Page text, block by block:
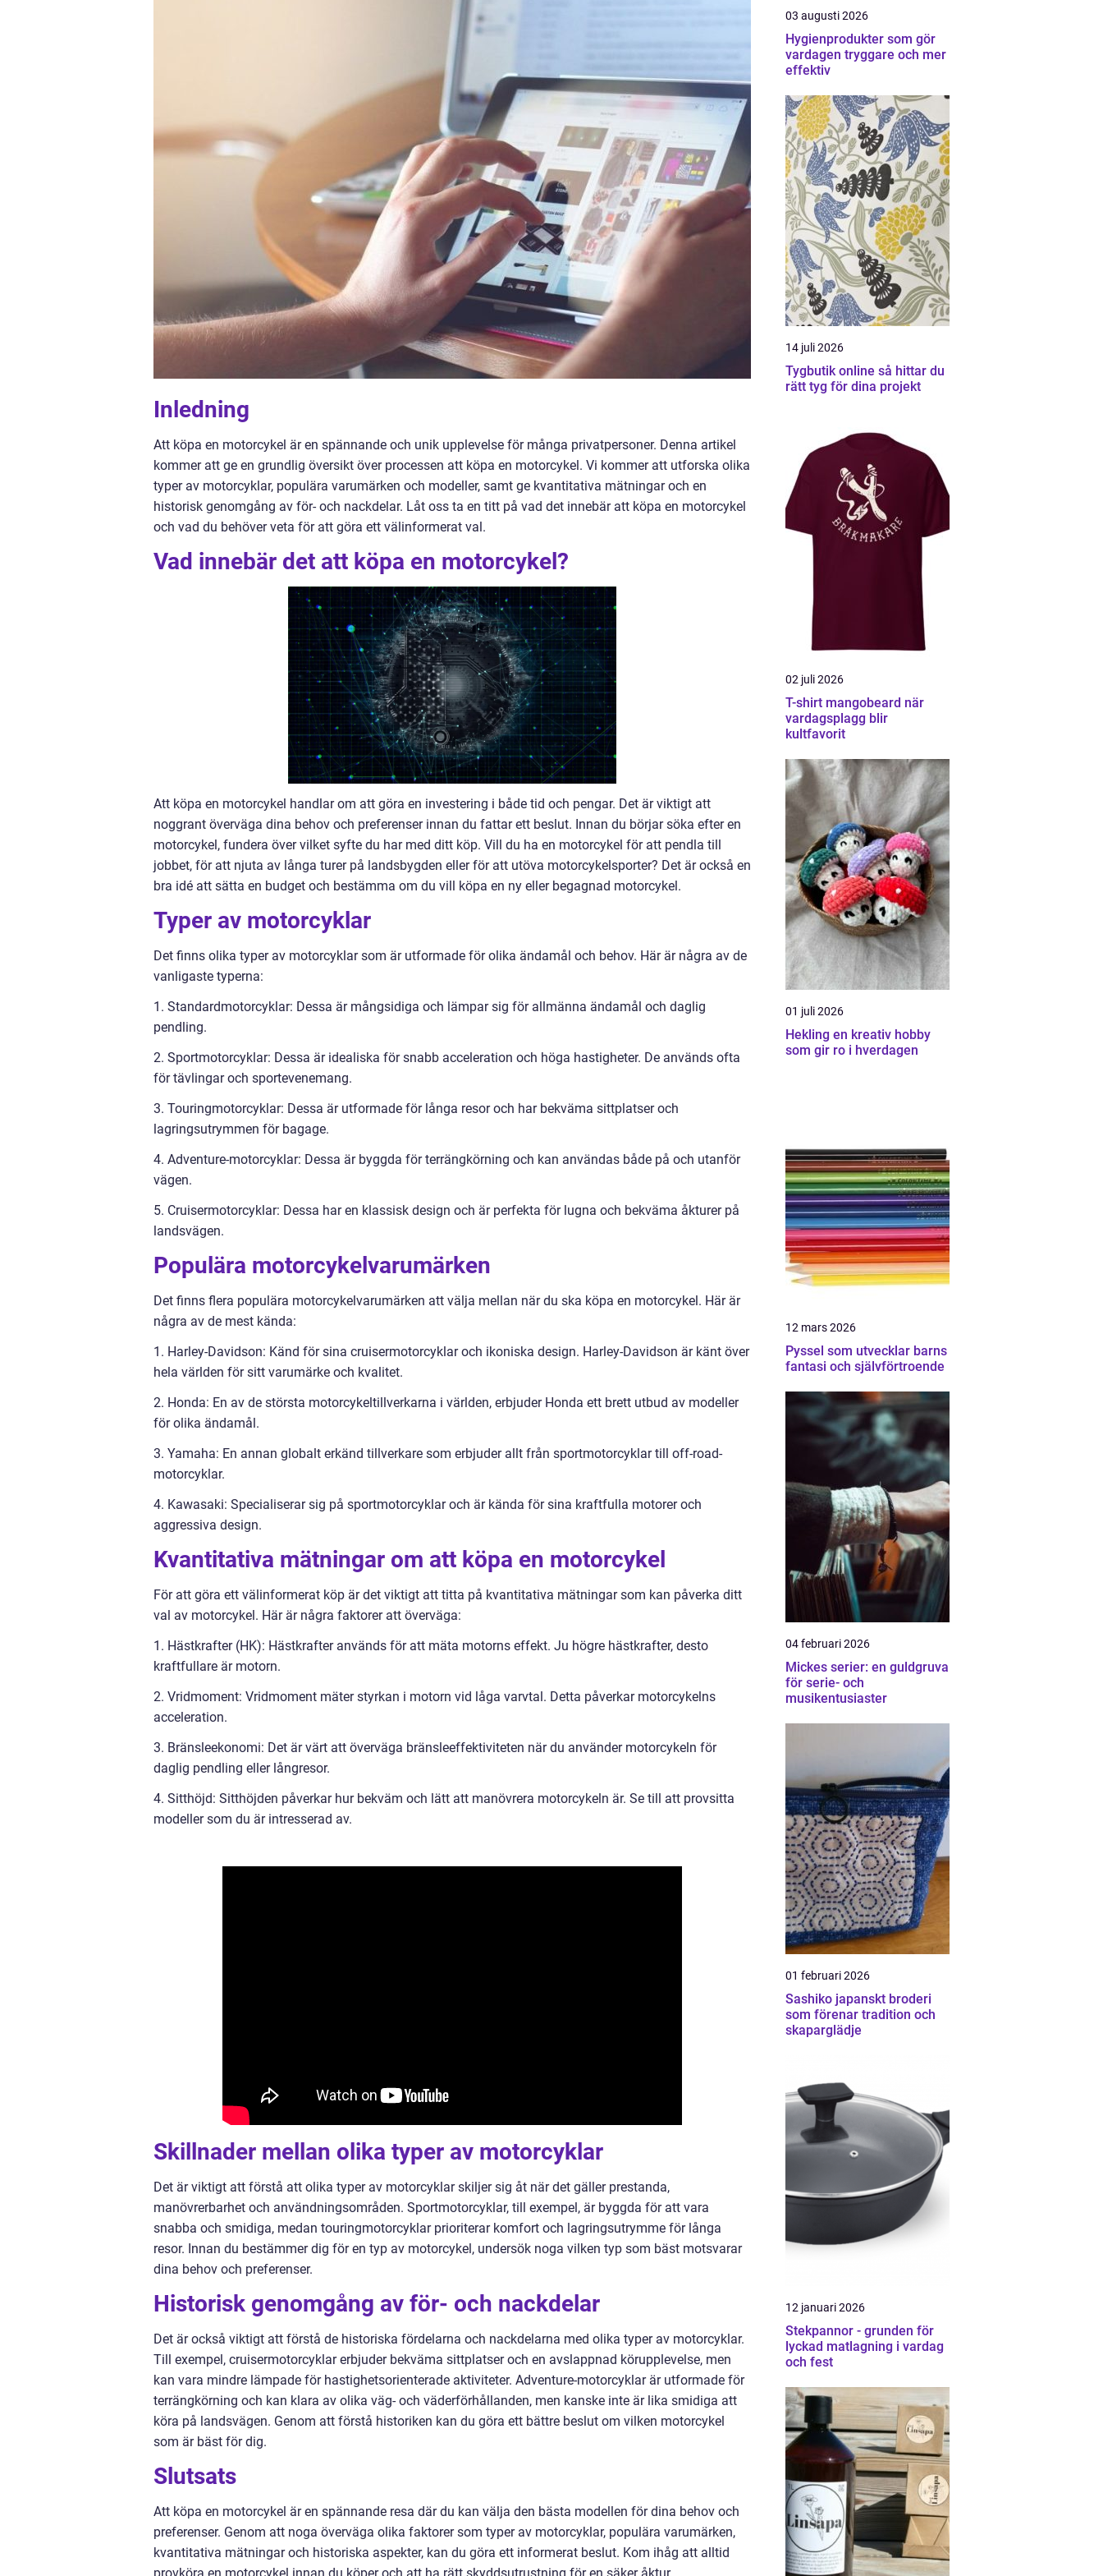
Inledning
Att köpa en motorcykel är en spännande och unik upplevelse för många privatpersoner. Denna artikel
kommer att ge en grundlig översikt över processen att köpa en motorcykel. Vi kommer att utforska olika
typer av motorcyklar, populära varumärken och modeller, samt ge kvantitativa mätningar och en
historisk genomgång av för- och nackdelar. Låt oss ta en titt på vad det innebär att köpa en motorcykel
och vad du behöver veta för att göra ett välinformerat val.
Vad innebär det att köpa en motorcykel?
Att köpa en motorcykel handlar om att göra en investering i både tid och pengar. Det är viktigt att
noggrant överväga dina behov och preferenser innan du fattar ett beslut. Innan du börjar söka efter en
motorcykel, fundera över vilket syfte du har med ditt köp. Vill du ha en motorcykel för att pendla till
jobbet, för att njuta av långa turer på landsbygden eller för att utöva motorcykelsporter? Det är också en
bra idé att sätta en budget och bestämma om du vill köpa en ny eller begagnad motorcykel.
Typer av motorcyklar
Det finns olika typer av motorcyklar som är utformade för olika ändamål och behov. Här är några av de
vanligaste typerna:
1. Standardmotorcyklar: Dessa är mångsidiga och lämpar sig för allmänna ändamål och daglig
pendling.
2. Sportmotorcyklar: Dessa är idealiska för snabb acceleration och höga hastigheter. De används ofta
för tävlingar och sportevenemang.
3. Touringmotorcyklar: Dessa är utformade för långa resor och har bekväma sittplatser och
lagringsutrymmen för bagage.
4. Adventure-motorcyklar: Dessa är byggda för terrängkörning och kan användas både på och utanför
vägen.
5. Cruisermotorcyklar: Dessa har en klassisk design och är perfekta för lugna och bekväma åkturer på
landsvägen.
Populära motorcykelvarumärken
Det finns flera populära motorcykelvarumärken att välja mellan när du ska köpa en motorcykel. Här är
några av de mest kända:
1. Harley-Davidson: Känd för sina cruisermotorcyklar och ikoniska design. Harley-Davidson är känt över
hela världen för sitt varumärke och kvalitet.
2. Honda: En av de största motorcykeltillverkarna i världen, erbjuder Honda ett brett utbud av modeller
för olika ändamål.
3. Yamaha: En annan globalt erkänd tillverkare som erbjuder allt från sportmotorcyklar till off-road-
motorcyklar.
4. Kawasaki: Specialiserar sig på sportmotorcyklar och är kända för sina kraftfulla motorer och
aggressiva design.
Kvantitativa mätningar om att köpa en motorcykel
För att göra ett välinformerat köp är det viktigt att titta på kvantitativa mätningar som kan påverka ditt
val av motorcykel. Här är några faktorer att överväga:
1. Hästkrafter (HK): Hästkrafter används för att mäta motorns effekt. Ju högre hästkrafter, desto
kraftfullare är motorn.
2. Vridmoment: Vridmoment mäter styrkan i motorn vid låga varvtal. Detta påverkar motorcykelns
acceleration.
3. Bränsleekonomi: Det är värt att överväga bränsleeffektiviteten när du använder motorcykeln för
daglig pendling eller långresor.
4. Sitthöjd: Sitthöjden påverkar hur bekväm och lätt att manövrera motorcykeln är. Se till att provsitta
modeller som du är intresserad av.
Skillnader mellan olika typer av motorcyklar
Det är viktigt att förstå att olika typer av motorcyklar skiljer sig åt när det gäller prestanda,
manövrerbarhet och användningsområden. Sportmotorcyklar, till exempel, är byggda för att vara
snabba och smidiga, medan touringmotorcyklar prioriterar komfort och lagringsutrymme för långa
resor. Innan du bestämmer dig för en typ av motorcykel, undersök noga vilken typ som bäst motsvarar
dina behov och preferenser.
Historisk genomgång av för- och nackdelar
Det är också viktigt att förstå de historiska fördelarna och nackdelarna med olika typer av motorcyklar.
Till exempel, cruisermotorcyklar erbjuder bekväma sittplatser och en avslappnad körupplevelse, men
kan vara mindre lämpade för hastighetsorienterade aktiviteter. Adventure-motorcyklar är utformade för
terrängkörning och kan klara av olika väg- och väderförhållanden, men kanske inte är lika smidiga att
köra på landsvägen. Genom att förstå historiken kan du göra ett bättre beslut om vilken motorcykel
som är bäst för dig.
Slutsats
Att köpa en motorcykel är en spännande resa där du kan välja den bästa modellen för dina behov och
preferenser. Genom att noga överväga olika faktorer som typer av motorcyklar, populära varumärken,
kvantitativa mätningar och historiska aspekter, kan du göra ett informerat beslut. Kom ihåg att alltid
03 augusti 2026
Hygienprodukter som gör
vardagen tryggare och mer
effektiv
14 juli 2026
Tygbutik online så hittar du
rätt tyg för dina projekt
02 juli 2026
T-shirt mangobeard när
vardagsplagg blir
kultfavorit
01 juli 2026
Hekling en kreativ hobby
som gir ro i hverdagen
12 mars 2026
Pyssel som utvecklar barns
fantasi och självförtroende
04 februari 2026
Mickes serier: en guldgruva
för serie- och
musikentusiaster
01 februari 2026
Sashiko japanskt broderi
som förenar tradition och
skaparglädje
12 januari 2026
Stekpannor - grunden för
lyckad matlagning i vardag
och fest